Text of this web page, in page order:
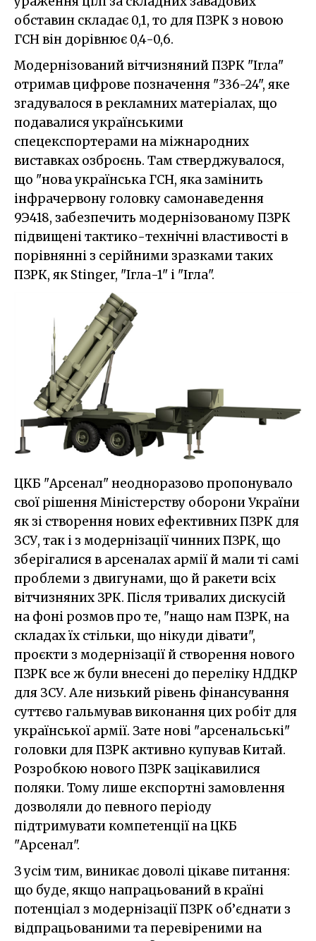
обставин складає 0,1, то для ПЗРК з новою
ГСН він дорівнює 0,4-0,6.
Модернізований вітчизняний ПЗРК "Ігла"
отримав цифрове позначення "336-24", яке
згадувалося в рекламних матеріалах, що
подавалися українськими
спецекспортерами на міжнародних
виставках озброєнь. Там стверджувалося,
що "нова українська ГСН, яка замінить
інфрачервону головку самонаведення
9Э418, забезпечить модернізованому ПЗРК
підвищені тактико-технічні властивості в
порівнянні з серійними зразками таких
ПЗРК, як Stinger, "Ігла-1" і "Ігла".
ЦКБ "Арсенал" неодноразово пропонувало
свої рішення Міністерству оборони України
як зі створення нових ефективних ПЗРК для
ЗСУ, так і з модернізації чинних ПЗРК, що
зберігалися в арсеналах армії й мали ті самі
проблеми з двигунами, що й ракети всіх
вітчизняних ЗРК. Після тривалих дискусій
на фоні розмов про те, "нащо нам ПЗРК, на
складах їх стільки, що нікуди дівати",
проєкти з модернізації й створення нового
ПЗРК все ж були внесені до переліку НДДКР
для ЗСУ. Але низький рівень фінансування
суттєво гальмував виконання цих робіт для
української армії. Зате нові "арсенальські"
головки для ПЗРК активно купував Китай.
Розробкою нового ПЗРК зацікавилися
поляки. Тому лише експортні замовлення
дозволяли до певного періоду
підтримувати компетенції на ЦКБ
"Арсенал".
З усім тим, виникає доволі цікаве питання:
що буде, якщо напрацьований в країні
потенціал з модернізації ПЗРК об’єднати з
відпрацьованими та перевіреними на